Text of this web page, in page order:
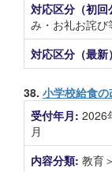
対応区分（初
み・お礼お詫び
対応区分（最新
38. 小学校給食
受付年月: 2026
月
内容分類: 教育